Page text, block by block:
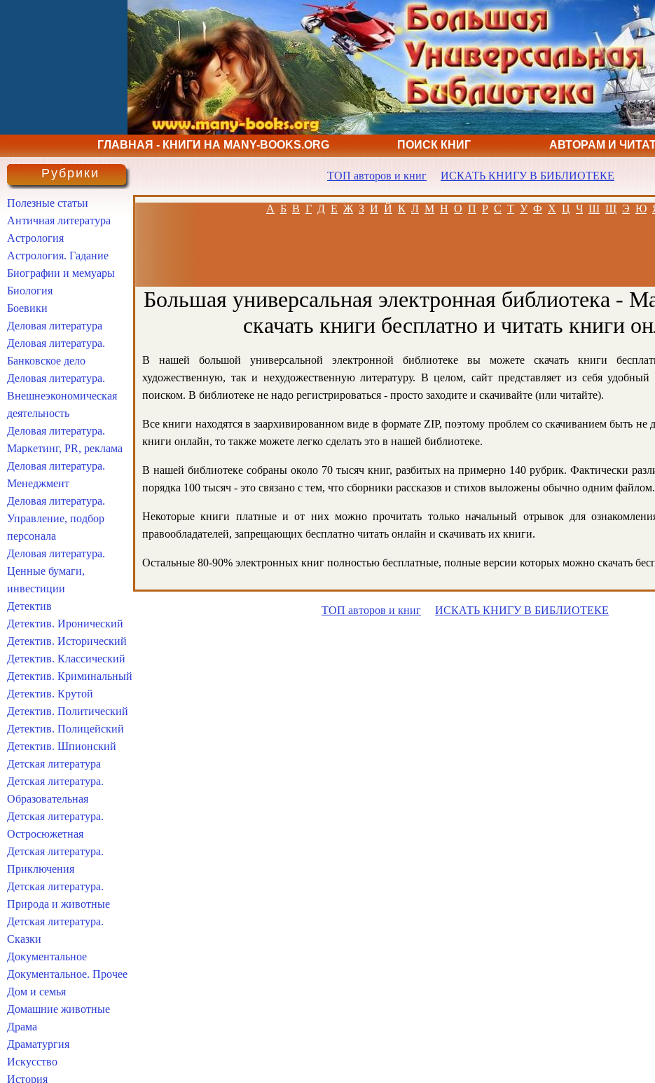
ГЛАВНАЯ - КНИГИ НА MANY-BOOKS.ORG ПОИСК КНИГ АВТОРАМ И
ТОП авторов и книг ИСКАТЬ КНИГУ В БИБЛИОТЕКЕ
А Б В Г Д Е Ж З И Й К Л М Н О П Р С Т У Ф Х Ц Ч Ш Щ Э Ю
Большая универсальная электронная библиотека -
скачать книги бесплатно и читать книги
В нашей большой универсальной электронной библиотеке вы можете скачать книги
художественную, так и нехудожественную литературу. В целом, сайт представляет из себя
поиском. В библиотеке не надо регистрироваться - просто заходите и скачивайте (или читайте).
Все книги находятся в заархивированном виде в формате ZIP, поэтому проблем со скачиванием быть не
книги онлайн, то также можете легко сделать это в нашей библиотеке.
В нашей библиотеке собраны около 70 тысяч книг, разбитых на примерно 140 рубрик. Фактически
порядка 100 тысяч - это связано с тем, что сборники рассказов и стихов выложены обычно одним файлом.
Некоторые книги платные и от них можно прочитать только начальный отрывок для
правообладателей, запрещающих бесплатно читать онлайн и скачивать их книги.
Остальные 80-90% электронных книг полностью бесплатные, полные версии которых можно скачать
ТОП авторов и книг ИСКАТЬ КНИГУ В БИБЛИОТЕКЕ
Рубрики
Полезные статьи
Античная литература
Астрология
Астрология. Гадание
Биографии и мемуары
Биология
Боевики
Деловая литература
Деловая литература.
Банковское дело
Деловая литература.
Внешнеэкономическая
деятельность
Деловая литература.
Маркетинг, PR, реклама
Деловая литература.
Менеджмент
Деловая литература.
Управление, подбор
персонала
Деловая литература.
Ценные бумаги,
инвестиции
Детектив
Детектив. Иронический
Детектив. Исторический
Детектив. Классический
Детектив. Криминальный
Детектив. Крутой
Детектив. Политический
Детектив. Полицейский
Детектив. Шпионский
Детская литература
Детская литература.
Образовательная
Детская литература.
Остросюжетная
Детская литература.
Приключения
Детская литература.
Природа и животные
Детская литература.
Сказки
Документальное
Документальное. Прочее
Дом и семья
Домашние животные
Драма
Драматургия
Искусство
История